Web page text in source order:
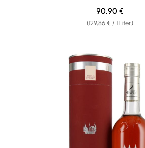
(129,86 € / 1 Liter)
Regulärer Preis:
90,90 €